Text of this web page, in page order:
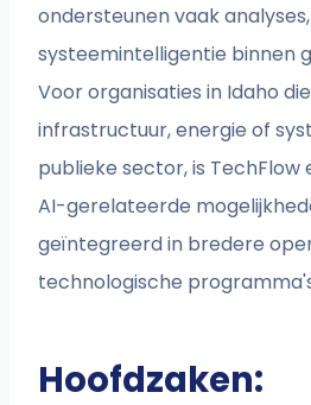
ondersteunen vaak
systeemintelligentie binnen
Voor organisaties in Idaho
infrastructuur, energie of
publieke sector, is
AI-gerelateerde
geïntegreerd in bredere
technologische
Hoofdzaken: